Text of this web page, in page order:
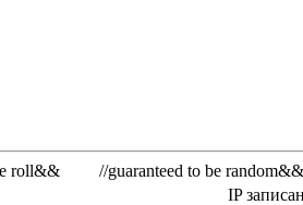
roll&& //guaranteed to be
IP